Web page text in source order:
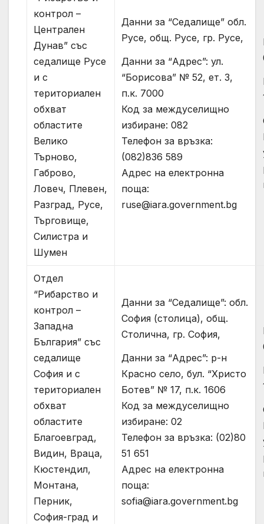
контрол –
Централен
Дунав” със
седалище Русе
и с
териториален
обхват
областите
Велико
Търново,
Габрово,
Ловеч, Плевен,
Разград, Русе,
Търговище,
Силистра и
Шумен
Данни за “Седалище” обл.
Русе, общ. Русе, гр. Русе,
Данни за “Адрес”: ул.
“Борисова” № 52, ет. 3,
п.к. 7000
Код за междуселищно
избиране: 082
Телефон за връзка:
(082)836 589
Адрес на електронна
поща:
ruse@iara.government.bg
Отдел
“Рибарство и
контрол –
Западна
България” със
седалище
София и с
териториален
обхват
областите
Благоевград,
Видин, Враца,
Кюстендил,
Монтана,
Перник,
София-град и
Данни за “Седалище”: обл.
София (столица), общ.
Столична, гр. София,
Данни за “Адрес”: р-н
Красно село, бул. “Христо
Ботев” № 17, п.к. 1606
Код за междуселищно
избиране: 02
Телефон за връзка: (02)80
51 651
Адрес на електронна
поща:
sofia@iara.government.bg